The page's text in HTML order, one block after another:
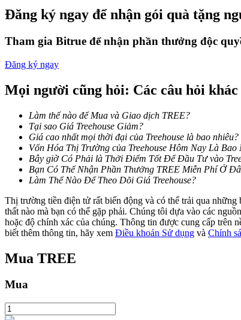
Staking
Lợi nhuận cao và truy cập ngay lập tức
Launchpool
Đăng ký ngay để nhận gói quà tặng
Tham gia Bitrue để nhận phần thưởng độc
Đăng ký ngay
Mọi người cũng hỏi: Các câu hỏi
Làm thế nào để Mua và Giao dịch TREE?
Tại sao Giá Treehouse Giảm?
Giá cao nhất mọi thời đại của Treehouse là bao nhiêu?
Vốn Hóa Thị Trường của Treehouse Hôm Nay Là Bao
Bây giờ Có Phải là Thởi Điểm Tốt Để Đầu Tư vào
Bạn Có Thể Nhận Phần Thưởng TREE Miễn Phí Ở
Làm Thế Nào Để Theo Dõi Giá Treehouse?
Thị trường tiền điện tử rất biến động và có thể trải qua
thất nào mà bạn có thể gặp phải. Chúng tôi dựa vào các
hoặc độ chính xác của chúng. Thông tin được cung cấp trên
biết thêm thông tin, hãy xem Điều khoản Sử dụng và Chính
Mua TREE
Mua